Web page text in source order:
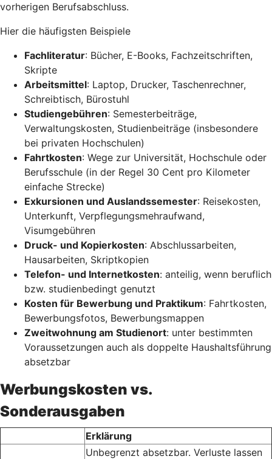
vorherigen Berufsabschluss.
Hier die häufigsten Beispiele
Fachliteratur: Bücher, E-Books, Fachzeitschriften,
Skripte
Arbeitsmittel: Laptop, Drucker, Taschenrechner,
Schreibtisch, Bürostuhl
Studiengebühren: Semesterbeiträge,
Verwaltungskosten, Studienbeiträge (insbesondere
bei privaten Hochschulen)
Fahrtkosten: Wege zur Universität, Hochschule oder
Berufsschule (in der Regel 30 Cent pro Kilometer
einfache Strecke)
Exkursionen und Auslandssemester: Reisekosten,
Unterkunft, Verpflegungsmehraufwand,
Visumgebühren
Druck- und Kopierkosten: Abschlussarbeiten,
Hausarbeiten, Skriptkopien
Telefon- und Internetkosten: anteilig, wenn beruflich
bzw. studienbedingt genutzt
Kosten für Bewerbung und Praktikum: Fahrtkosten,
Bewerbungsfotos, Bewerbungsmappen
Zweitwohnung am Studienort: unter bestimmten
Voraussetzungen auch als doppelte Haushaltsführung
absetzbar
Werbungskosten vs.
Sonderausgaben
Erklärung
Unbegrenzt absetzbar. Verluste lassen